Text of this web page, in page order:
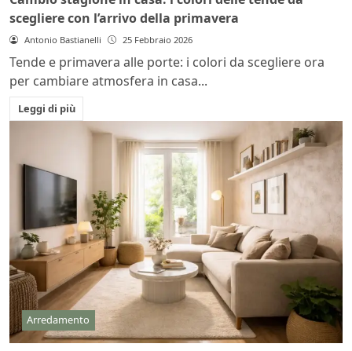
scegliere con l’arrivo della primavera
Antonio Bastianelli 25 Febbraio 2026
Tende e primavera alle porte: i colori da scegliere ora
per cambiare atmosfera in casa...
Leggi di più
Arredamento